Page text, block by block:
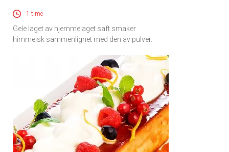
1 time
Gele laget av hjemmelaget saft smaker
himmelsk sammenlignet med den av pulver.